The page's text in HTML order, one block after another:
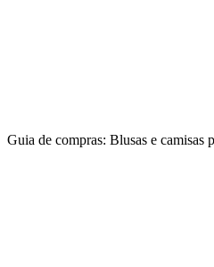
Guia de compras: Blusas e camisas